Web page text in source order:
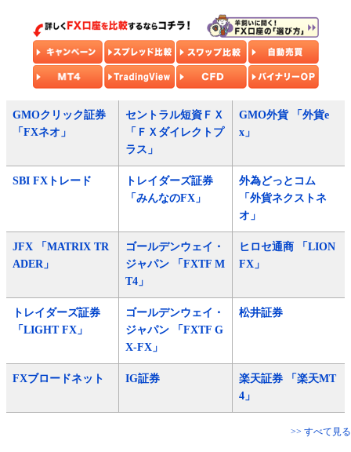
GMOクリック証券
「FXネオ」
セントラル短資ＦＸ
「ＦＸダイレクトプ
ラス」
GMO外貨 「外貨e
x」
SBI FXトレード
トレイダーズ証券
「みんなのFX」
外為どっとコム
「外貨ネクストネ
オ」
JFX 「MATRIX TR
ADER」
ゴールデンウェイ・
ジャパン 「FXTF M
T4」
ヒロセ通商 「LION
FX」
トレイダーズ証券
「LIGHT FX」
ゴールデンウェイ・
ジャパン 「FXTF G
X-FX」
松井証券
FXブロードネット IG証券
楽天証券 「楽天MT
4」
>> すべて見る